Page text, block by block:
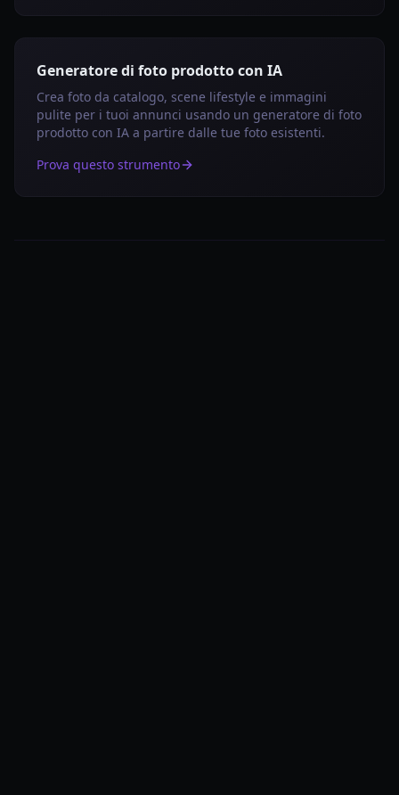
Generatore di foto prodotto con IA
Crea foto da catalogo, scene lifestyle e immagini
pulite per i tuoi annunci usando un generatore di foto
prodotto con IA a partire dalle tue foto esistenti.
Prova questo strumento